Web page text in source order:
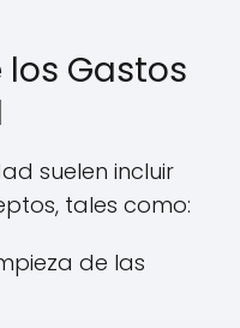
Gastos
suelen incluir
tales como:
de las